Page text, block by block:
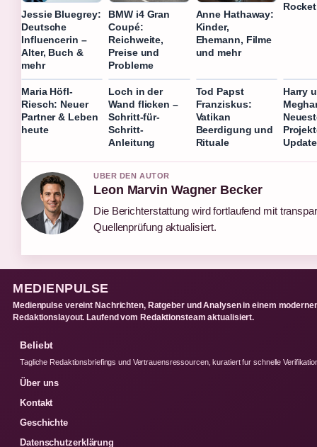
Jessie Bluegrey:
Deutsche
Influencerin –
Alter, Buch &
mehr
BMW i4 Gran
Coupé:
Reichweite,
Preise und
Probleme
Anne Hathaway:
Kinder,
Ehemann, Filme
und mehr
Maria Höfl-
Riesch: Neuer
Partner & Leben
heute
Loch in der
Wand flicken –
Schritt-für-
Schritt-
Anleitung
Tod Papst
Franziskus:
Vatikan
Beerdigung und
Rituale
Harry
UBER DEN AUTOR
Leon Marvin Wagner Becker
Die Berichterstattung wird fortlaufend mit
Quellenprüfung aktualisiert.
MEDIENPULSE
Medienpulse vereint Nachrichten, Ratgeber und Analysen in einem
Redaktionslayout. Laufend vom Redaktionsteam aktualisiert.
Beliebt
Tagliche Redaktionsbriefings und Vertrauensressourcen, kuratiert fur schnelle
Über uns
Kontakt
Geschichte
Datenschutzerklärung